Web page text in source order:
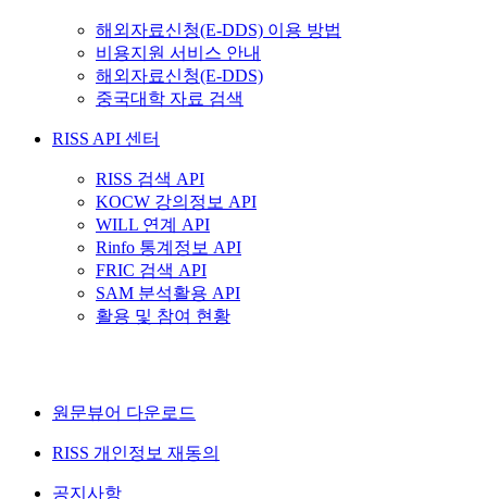
해외자료신청(E-DDS) 이용 방법
비용지원 서비스 안내
해외자료신청(E-DDS)
중국대학 자료 검색
RISS API 센터
RISS 검색 API
KOCW 강의정보 API
WILL 연계 API
Rinfo 통계정보 API
FRIC 검색 API
SAM 분석활용 API
활용 및 참여 현황
원문뷰어 다운로드
RISS 개인정보 재동의
공지사항